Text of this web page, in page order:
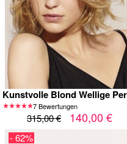
7 Bewertungen
315,00 € 140,00 €
- 62%